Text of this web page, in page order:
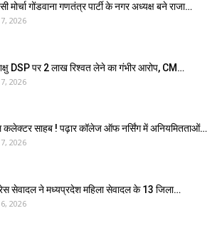
मोर्चा गोंडवाना गणतंत्र पार्टी के नगर अध्यक्ष बने राजा…
2026
DSP पर ₹2 लाख रिश्वत लेने का गंभीर आरोप, CM…
2026
कलेक्टर साहब ! पढ़ार कॉलेज ऑफ नर्सिंग में अनियमितताओं…
2026
सेवादल ने मध्यप्रदेश महिला सेवादल के 13 जिला…
2026